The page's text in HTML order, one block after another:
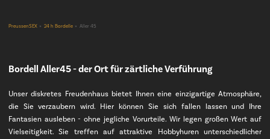
PreussenSEX 24 h Bordelle Aller 45
Bordell Aller45 - der Ort für zärtliche Verführung
Unser diskretes Freudenhaus bietet Ihnen eine einzigartige Atmosphäre,
die Sie verzaubern wird. Hier können Sie sich fallen lassen und Ihre
Fantasien ausleben - ohne jegliche Vorurteile. Wir legen großen Wert auf
Vielseitigkeit. Sie treffen auf attraktive Hobbyhuren unterschiedlicher